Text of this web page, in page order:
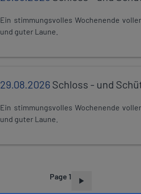
Ein stimmungsvolles Wochenende
und guter Laune.
29.08.2026Schloss - und
Ein stimmungsvolles Wochenende
und guter Laune.
Page 1